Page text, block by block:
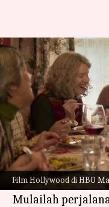
Film Hollywood di HBO
Film
Terbaik Di
menulis Handoko Dec
Apa ceritanya
Musim untuk
mengharukan
menggembirakan
Mulailah